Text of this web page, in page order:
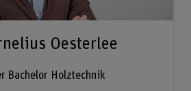
Oesterlee
Bachelor Holztechnik